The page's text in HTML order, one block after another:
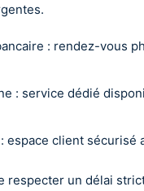
: rendez-vous
: service dédié
espace client sécurisé
respecter un délai